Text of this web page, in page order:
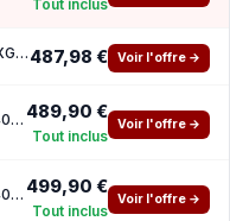
Tout inclus
Asus Ecran PC Asus ROG Strix XG27AQDMGR 26,5 Quad HD 240Hz OLED 0,03ms G-SYNC FreeSync HDR 487,98 € Voir l'offre →
Asus ROG 26.5 WOLED QHD 240Hz 0.03ms Pivot G-Sync 489,90 €
Tout inclus
Voir l'offre →
Asus ROG 26.5 WOLED QHD 240Hz 0.03ms Pivot G-Sync 499,90 €
Tout inclus
Voir l'offre →